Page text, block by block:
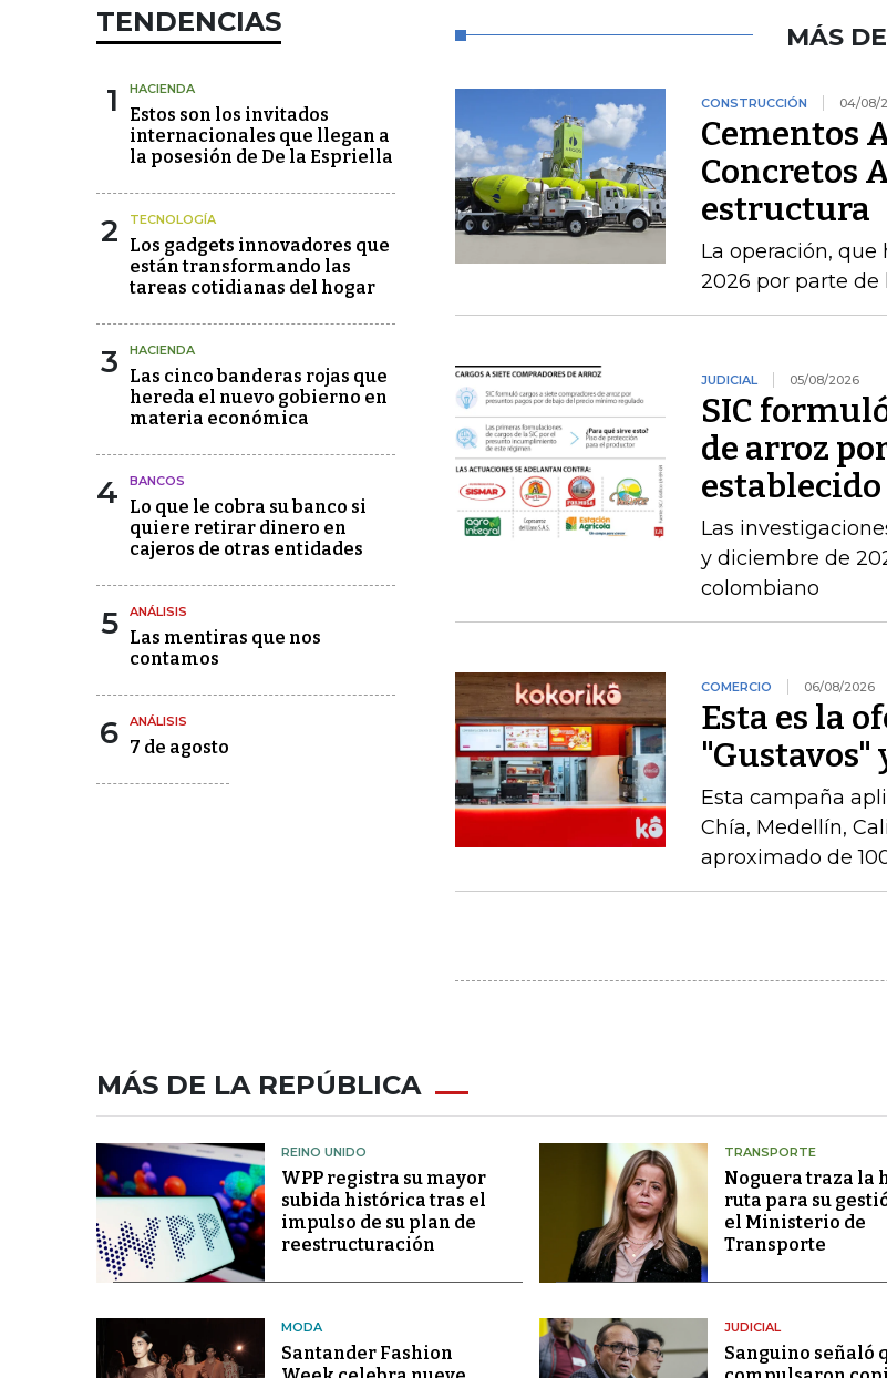
TENDENCIAS
1 HACIENDA
Estos son los invitados
internacionales que llegan a
la posesión de De la Espriella
2 TECNOLOGÍA
Los gadgets innovadores que
están transformando las
tareas cotidianas del hogar
3 HACIENDA
Las cinco banderas rojas que
hereda el nuevo gobierno en
materia económica
4 BANCOS
Lo que le cobra su banco si
quiere retirar dinero en
cajeros de otras entidades
5 ANÁLISIS
Las mentiras que nos
contamos
6 ANÁLISIS
7 de agosto
MÁS
CONSTRUCCIÓN 04/08/
Cementos
Concretos
estructura
La operación,
2026 por parte de
JUDICIAL 05/08/2026
SIC
de arroz
establecido
Las
y diciembre de
colombiano
COMERCIO 06/08/2026
Esta es la
"Gustavos"
Esta campaña
Chía, Medellín,
aproximado de
MÁS DE LA REPÚBLICA
REINO UNIDO
WPP registra su mayor
subida histórica tras el
impulso de su plan de
reestructuración
TRANSPORTE
Noguera traza la
ruta para su
el Ministerio de
Transporte
MODA
Santander Fashion
JUDICIAL
Sanguino señaló